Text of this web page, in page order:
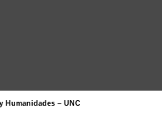
– UNC